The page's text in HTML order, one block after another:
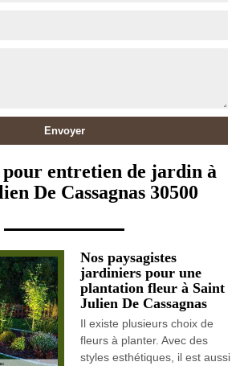
pour entretien de jardin à
De Cassagnas 30500
Nos paysagistes
jardiniers pour une
plantation fleur à Saint
Julien De Cassagnas
Il existe plusieurs choix de
fleurs à planter. Avec des
styles esthétiques, il est aussi